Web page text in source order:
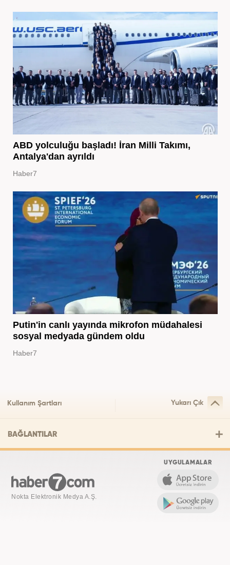
ABD yolculuğu başladı! İran Milli Takımı,
Antalya'dan ayrıldı
Haber7
Putin'in canlı yayında mikrofon müdahalesi
sosyal medyada gündem oldu
Haber7
Kullanım Şartları Yukarı Çık
BAĞLANTILAR
Nokta Elektronik Medya A.Ş.
UYGULAMALAR